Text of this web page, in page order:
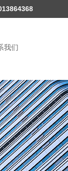
我们